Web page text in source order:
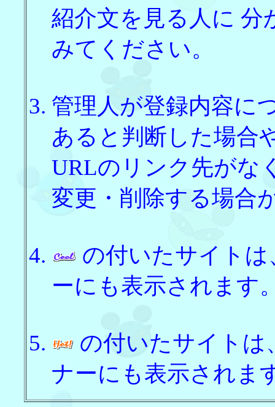
紹介文を見る人に
みてください。
管理人が登録内容に
あると判断した場合
URLのリンク先がな
変更・削除する場合
の付いたサイトは
ーにも表示されます
の付いたサイトは
ナーにも表示されま